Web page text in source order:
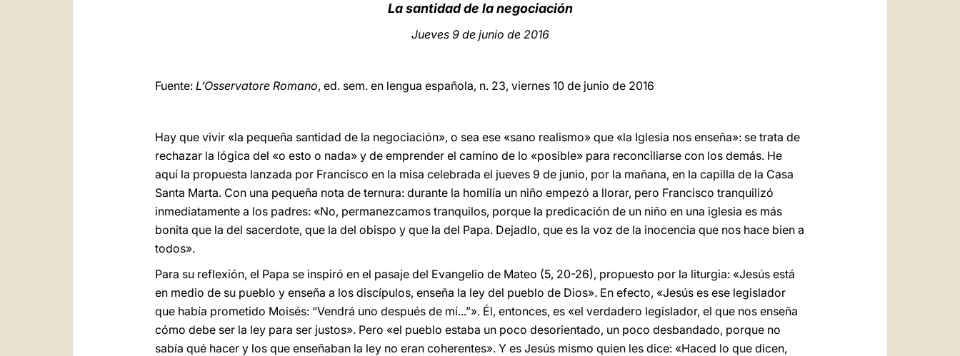
La santidad de la negociación
Jueves 9 de junio de 2016
Fuente: L’Osservatore Romano, ed. sem. en lengua española, n. 23, viernes 10 de junio de 2016
Hay que vivir «la pequeña santidad de la negociación», o sea ese «sano realismo» que «la Iglesia nos enseña»: se trata de
rechazar la lógica del «o esto o nada» y de emprender el camino de lo «posible» para reconciliarse con los demás. He
aquí la propuesta lanzada por Francisco en la misa celebrada el jueves 9 de junio, por la mañana, en la capilla de la Casa
Santa Marta. Con una pequeña nota de ternura: durante la homilía un niño empezó a llorar, pero Francisco tranquilizó
inmediatamente a los padres: «No, permanezcamos tranquilos, porque la predicación de un niño en una iglesia es más
bonita que la del sacerdote, que la del obispo y que la del Papa. Dejadlo, que es la voz de la inocencia que nos hace bien a
todos».
Para su reflexión, el Papa se inspiró en el pasaje del Evangelio de Mateo (5, 20-26), propuesto por la liturgia: «Jesús está
en medio de su pueblo y enseña a los discípulos, enseña la ley del pueblo de Dios». En efecto, «Jesús es ese legislador
que había prometido Moisés: “Vendrá uno después de mí...”». Él, entonces, es «el verdadero legislador, el que nos enseña
cómo debe ser la ley para ser justos». Pero «el pueblo estaba un poco desorientado, un poco desbandado, porque no
sabía qué hacer y los que enseñaban la ley no eran coherentes». Y es Jesús mismo quien les dice: «Haced lo que dicen,